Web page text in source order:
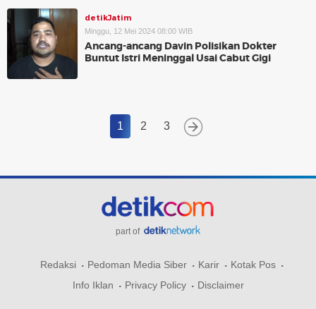
detikJatim
Minggu, 12 Mei 2024 08:00 WIB
Ancang-ancang Davin Polisikan Dokter
Buntut Istri Meninggal Usai Cabut Gigi
1 2 3
part of
Redaksi Pedoman Media Siber Karir
Kotak Pos
Info Iklan
Privacy Policy Disclaimer